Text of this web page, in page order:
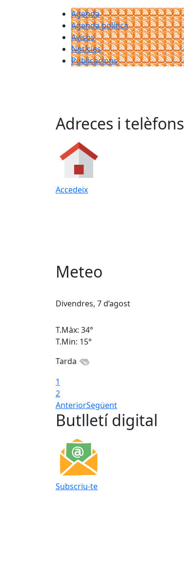
Agenda
Agenda política
Avisos
Notícies
Publicacions
Adreces i telèfons
Accedeix
Meteo
Divendres, 7 d’agost
T.Màx: 34°
T.Min: 15°
Tarda
1
2
AnteriorSegüent
Butlletí digital
Subscriu-te